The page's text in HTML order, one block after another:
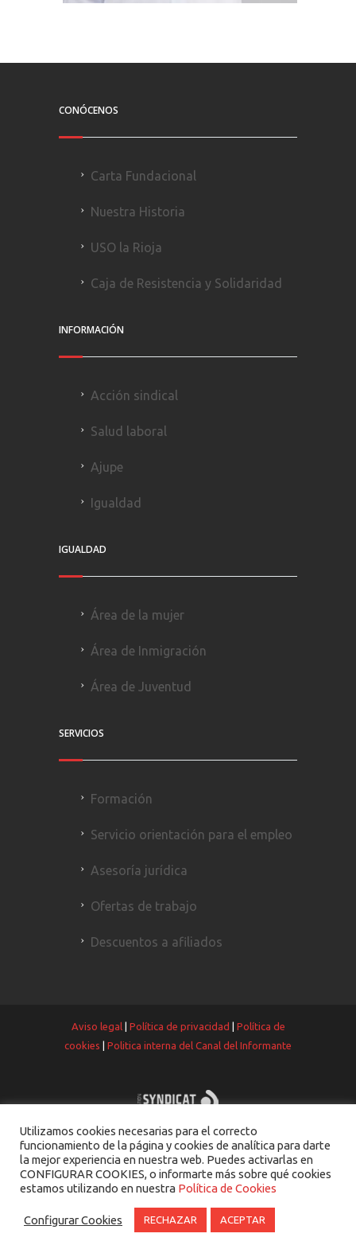
CONÓCENOS
Carta Fundacional
Nuestra Historia
USO la Rioja
Caja de Resistencia y Solidaridad
INFORMACIÓN
Acción sindical
Salud laboral
Ajupe
Igualdad
IGUALDAD
Área de la mujer
Área de Inmigración
Área de Juventud
SERVICIOS
Formación
Servicio orientación para el empleo
Asesoría jurídica
Ofertas de trabajo
Descuentos a afiliados
Aviso legal | Política de privacidad | Política de
cookies | Politica interna del Canal del Informante
Utilizamos cookies necesarias para el correcto
funcionamiento de la página y cookies de analítica para darte
la mejor experiencia en nuestra web. Puedes activarlas en
CONFIGURAR COOKIES, o informarte más sobre qué cookies
estamos utilizando en nuestra Política de Cookies
Configurar Cookies RECHAZAR ACEPTAR